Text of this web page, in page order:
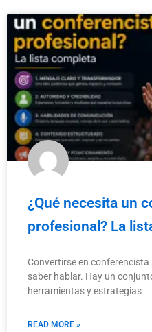
¿Qué necesita un
profesional? La
Convertirse en
saber hablar. Hay un
herramientas y estrategias
READ MORE »